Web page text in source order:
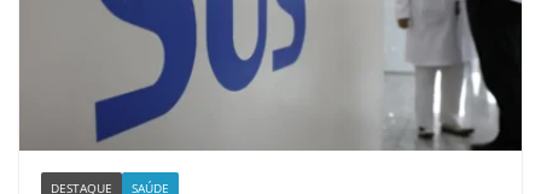
DESTAQUE SAÚDE